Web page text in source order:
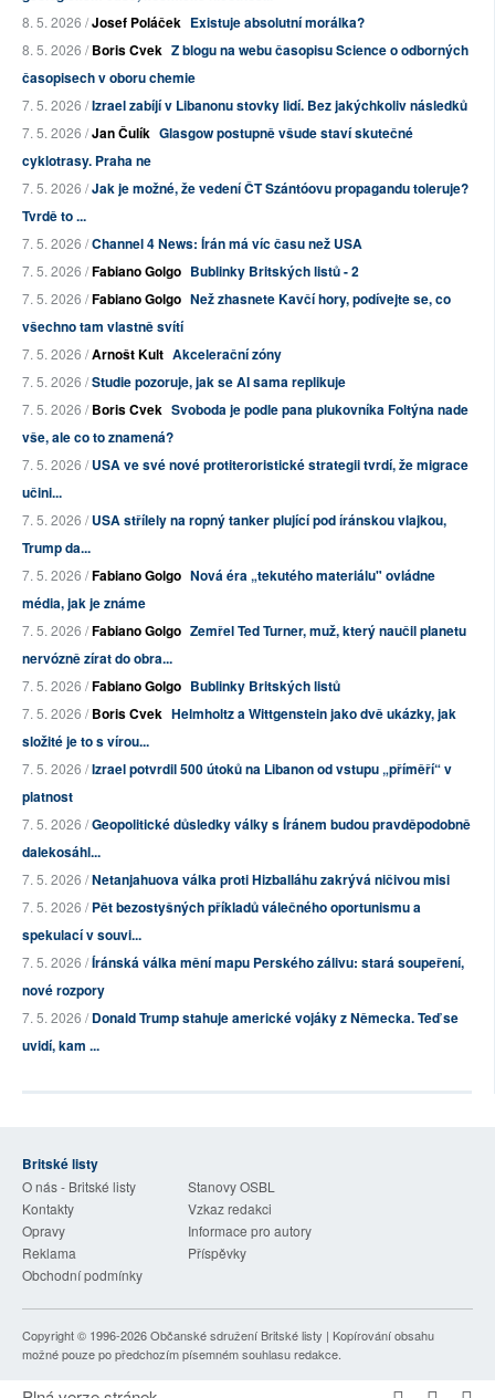
8. 5. 2026 /Josef Poláček Existuje absolutní morálka?
8. 5. 2026 /Boris Cvek Z blogu na webu časopisu Science o odborných
časopisech v oboru chemie
7. 5. 2026 /Izrael zabíjí v Libanonu stovky lidí. Bez jakýchkoliv následků
7. 5. 2026 /Jan Čulík Glasgow postupně všude staví skutečné
cyklotrasy. Praha ne
7. 5. 2026 /Jak je možné, že vedení ČT Szántóovu propagandu toleruje?
Tvrdě to ...
7. 5. 2026 /Channel 4 News: Írán má víc času než USA
7. 5. 2026 /Fabiano Golgo Bublinky Britských listů - 2
7. 5. 2026 /Fabiano Golgo Než zhasnete Kavčí hory, podívejte se, co
všechno tam vlastně svítí
7. 5. 2026 /Arnošt Kult Akcelerační zóny
7. 5. 2026 /Studie pozoruje, jak se AI sama replikuje
7. 5. 2026 /Boris Cvek Svoboda je podle pana plukovníka Foltýna nade
vše, ale co to znamená?
7. 5. 2026 /USA ve své nové protiteroristické strategii tvrdí, že migrace
učini...
7. 5. 2026 /USA střílely na ropný tanker plující pod íránskou vlajkou,
Trump da...
7. 5. 2026 /Fabiano Golgo Nová éra „tekutého materiálu" ovládne
média, jak je známe
7. 5. 2026 /Fabiano Golgo Zemřel Ted Turner, muž, který naučil planetu
nervózně zírat do obra...
7. 5. 2026 /Fabiano Golgo Bublinky Britských listů
7. 5. 2026 /Boris Cvek Helmholtz a Wittgenstein jako dvě ukázky, jak
složité je to s vírou...
7. 5. 2026 /Izrael potvrdil 500 útoků na Libanon od vstupu „příměří“ v
platnost
7. 5. 2026 /Geopolitické důsledky války s Íránem budou pravděpodobně
dalekosáhl...
7. 5. 2026 /Netanjahuova válka proti Hizballáhu zakrývá ničivou misi
7. 5. 2026 /Pět bezostyšných příkladů válečného oportunismu a
spekulací v souvi...
7. 5. 2026 /Íránská válka mění mapu Perského zálivu: stará soupeření,
nové rozpory
7. 5. 2026 /Donald Trump stahuje americké vojáky z Německa. Teď se
uvidí, kam ...
Britské listy
O nás - Britské listy
Stanovy OSBL
Kontakty
Vzkaz redakci
Opravy
Informace pro autory
Reklama
Příspěvky
Obchodní podmínky
Copyright © 1996-2026Občanské sdružení Britské listy | Kopírování obsahu
možné pouze po předchozím písemném souhlasu redakce.